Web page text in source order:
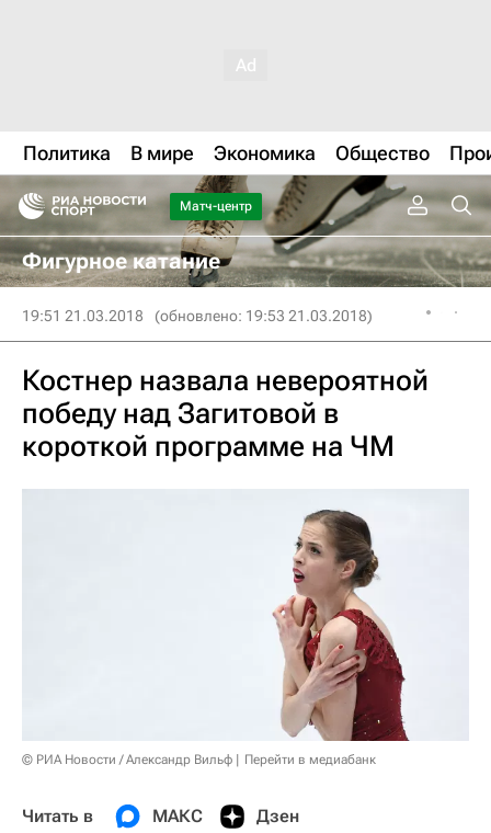
Политика В мире Экономика Общество
Матч-центр
Фигурное катание
19:51 21.03.2018 (обновлено: 19:53 21.03.2018)
Костнер назвала невероятной
победу над Загитовой в
короткой программе на ЧМ
© РИА Новости / Александр Вильф Перейти в медиабанк
Читать в МАКС Дзен